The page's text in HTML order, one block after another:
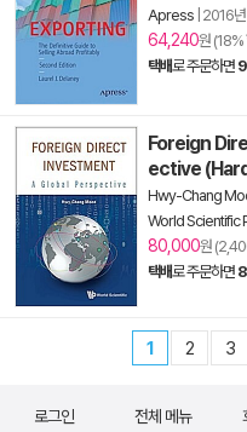
Apress 2016
64,240원
택배로 주문하면
Foreign
ective
Hwy-Chang
World Scientific
80,000원
택배로 주문하면
1 2 3
로그인 전체 메뉴